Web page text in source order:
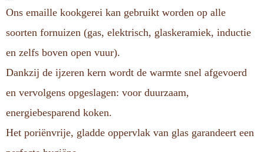
Ons emaille kookgerei kan gebruikt worden op alle
soorten fornuizen (gas, elektrisch, glaskeramiek, inductie
en zelfs boven open vuur).
Dankzij de ijzeren kern wordt de warmte snel afgevoerd
en vervolgens opgeslagen: voor duurzaam,
energiebesparend koken.
Het poriënvrije, gladde oppervlak van glas garandeert een